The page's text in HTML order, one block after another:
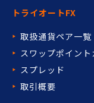
トライオートFX
取扱通貨ペア一覧
スワップポイン
スプレッド
取引概要